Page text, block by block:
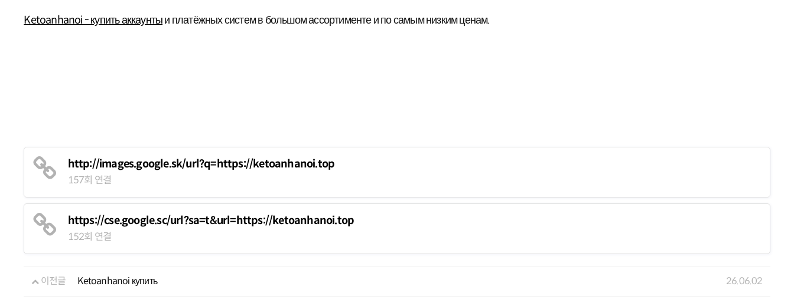
Ketoanhanoi - купить аккаунтыи платёжных систем в большом ассортименте и по самым низким ценам.
http://images.google.sk/url?q=https://ketoanhanoi.top
157회 연결
https://cse.google.sc/url?sa=t&url=https://ketoanhanoi.top
152회 연결
이전글 Ketoanhanoi купить 26.06.02